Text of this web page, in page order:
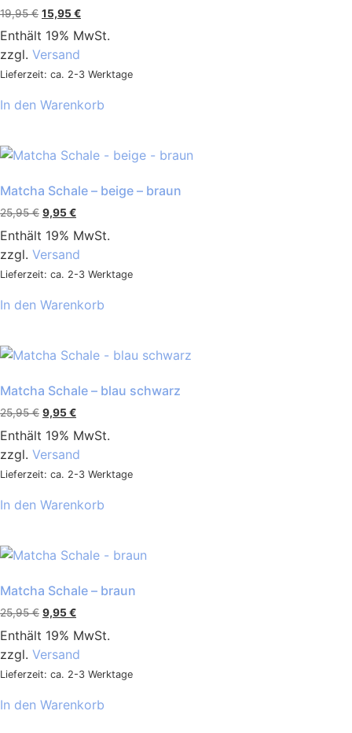
19,95€ 15,95€
Enthält 19% MwSt.
zzgl. Versand
Lieferzeit: ca. 2-3 Werktage
In den Warenkorb
Matcha Schale – beige – braun
25,95€ 9,95€
Enthält 19% MwSt.
zzgl. Versand
Lieferzeit: ca. 2-3 Werktage
In den Warenkorb
Matcha Schale – blau schwarz
25,95€ 9,95€
Enthält 19% MwSt.
zzgl. Versand
Lieferzeit: ca. 2-3 Werktage
In den Warenkorb
Matcha Schale – braun
25,95€ 9,95€
Enthält 19% MwSt.
zzgl. Versand
Lieferzeit: ca. 2-3 Werktage
In den Warenkorb